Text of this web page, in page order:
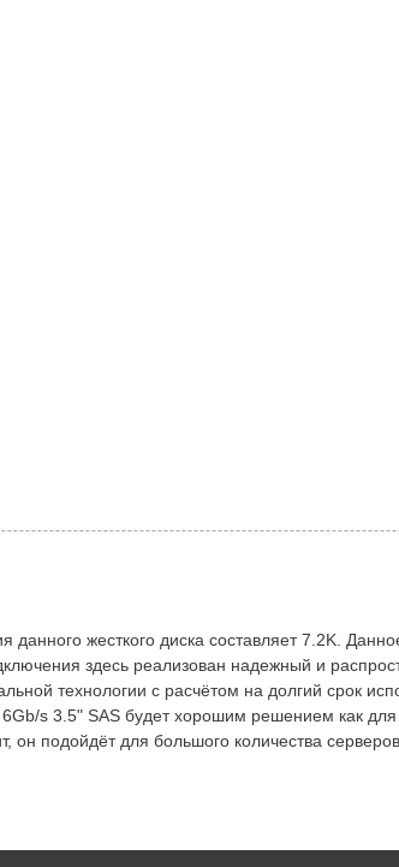
жесткого диска составляет 7.2K.
здесь реализован надежный и
технологии с расчётом на долгий срок
s 3.5" SAS будет хорошим решением как
подойдёт для большого количества